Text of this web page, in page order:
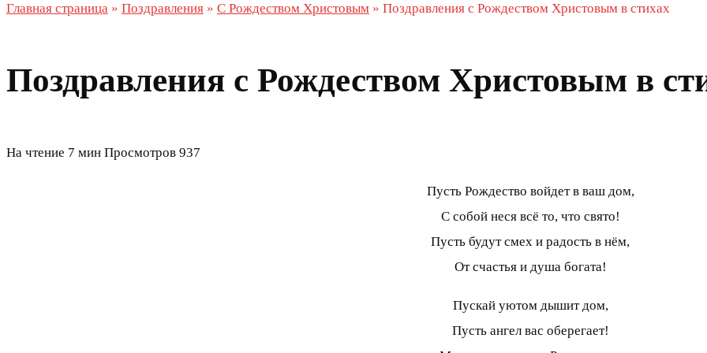
Главная страница » Поздравления » С Рождеством Христовым » Поздравления с Рождеством Христовым в стихах
Поздравления с Рождеством Христовым в
На чтение 7 мин Просмотров 937
Пусть Рождество войдет в ваш дом,
С собой неся всё то, что свято!
Пусть будут смех и радость в нём,
От счастья и душа богата!
Пускай уютом дышит дом,
Пусть ангел вас оберегает!